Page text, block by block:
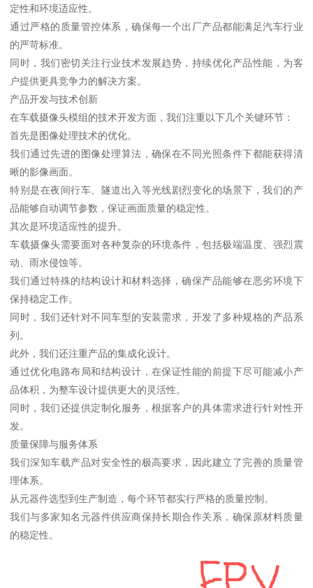
定性和环境适应性。
通过严格的质量管控体系，确保每一个出厂产品都能满足汽车行业
的严苛标准。
同时，我们密切关注行业技术发展趋势，持续优化产品性能，为客
户提供更具竞争力的解决方案。
产品开发与技术创新
在车载摄像头模组的技术开发方面，我们注重以下几个关键环节：
首先是图像处理技术的优化。
我们通过先进的图像处理算法，确保在不同光照条件下都能获得清
晰的影像画面。
特别是在夜间行车、隧道出入等光线剧烈变化的场景下，我们的产
品能够自动调节参数，保证画面质量的稳定性。
其次是环境适应性的提升。
车载摄像头需要面对各种复杂的环境条件，包括极端温度、强烈震
动、雨水侵蚀等。
我们通过特殊的结构设计和材料选择，确保产品能够在恶劣环境下
保持稳定工作。
同时，我们还针对不同车型的安装需求，开发了多种规格的产品系
列。
此外，我们还注重产品的集成化设计。
通过优化电路布局和结构设计，在保证性能的前提下尽可能减小产
品体积，为整车设计提供更大的灵活性。
同时，我们还提供定制化服务，根据客户的具体需求进行针对性开
发。
质量保障与服务体系
我们深知车载产品对安全性的极高要求，因此建立了完善的质量管
理体系。
从元器件选型到生产制造，每个环节都实行严格的质量控制。
我们与多家知名元器件供应商保持长期合作关系，确保原材料质量
的稳定性。